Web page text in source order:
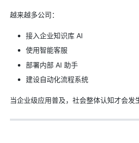
越来越多公司：
接入企业知识库 AI
使用智能客服
部署内部 AI 助手
建设自动化流程系统
当企业级应用普及，社会整体认知才会发